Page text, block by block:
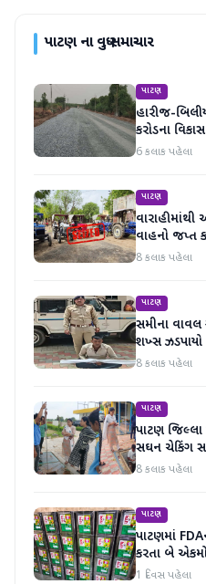
પાટણના વધુ સમાચાર
પાટણ
હારીજ-
કરોડના
6 કલાક પહેલા
પાટણ
વાહનો જપ્ત
8 કલાક પહેલા
પાટણ
સમીના
શખ્સ ઝડપાયો
8 કલાક પહેલા
પાટણ
પાટણ જિલ્લા
સઘન ચેકિંગ
8 કલાક પહેલા
પાટણ
પાટણમાં
કરતા બે
જપ્ત
1 દિવસ પહેલા